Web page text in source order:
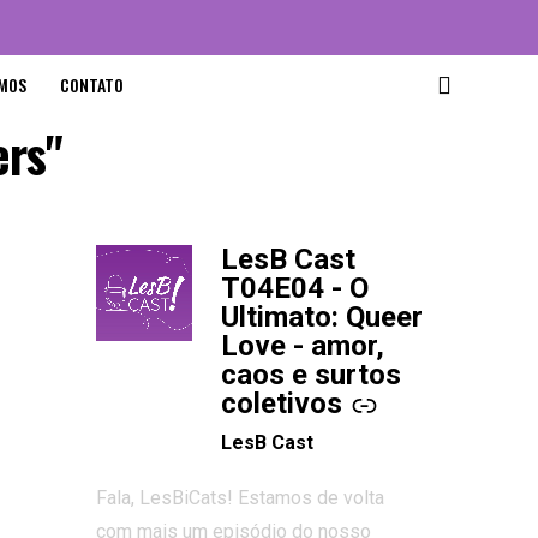
CONTATO
LesB Cast
T04E04 - O
Ultimato: Queer
Love - amor,
caos e surtos
coletivos
-
LesB Cast
Fala, LesBiCats! Estamos de volta
com mais um episódio do nosso